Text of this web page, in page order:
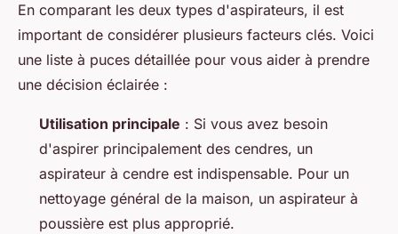
En comparant les deux types d'aspirateurs, il est
important de considérer plusieurs facteurs clés. Voici
une liste à puces détaillée pour vous aider à prendre
une décision éclairée :
Utilisation principale : Si vous avez besoin
d'aspirer principalement des cendres, un
aspirateur à cendre est indispensable. Pour un
nettoyage général de la maison, un aspirateur à
poussière est plus approprié.